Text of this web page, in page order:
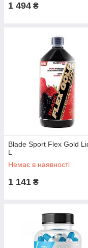
1 494 ₴
Blade Sport Flex Gold
L
Немає в наявності
1 141 ₴